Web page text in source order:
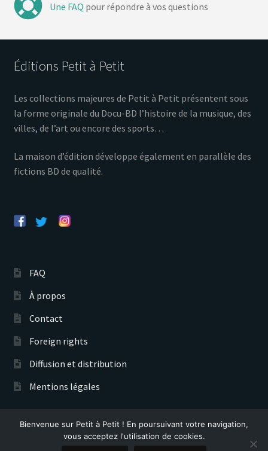
Une FAQ pour répondre à vos questions
Éditions Petit à Petit
Les collections majeures de Petit à Petit présentent sous
la forme originale du Docu-BD l’histoire de la musique, des
villes, de l’art ou encore des sports…
La maison d’édition développe également en parallèle des
fictions BD de qualité.
FAQ
À propos
Contact
Foreign rights
Diffusion et distribution
Mentions légales
Éditions Petit à Petit © 2026
Bienvenue sur Petit à Petit ! En poursuivant votre navigation,
vous acceptez l'utilisation de cookies.